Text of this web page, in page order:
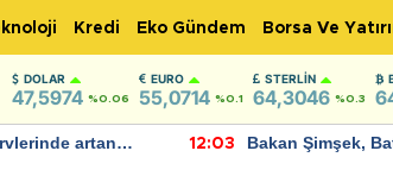
Kredi Eko Gündem Borsa Ve
DOLAR
47,5974 %0.06
EURO
55,0714 %0.1
STERLIN
64,3046 %0.3
artan
12:03
Bakan Şimşek,